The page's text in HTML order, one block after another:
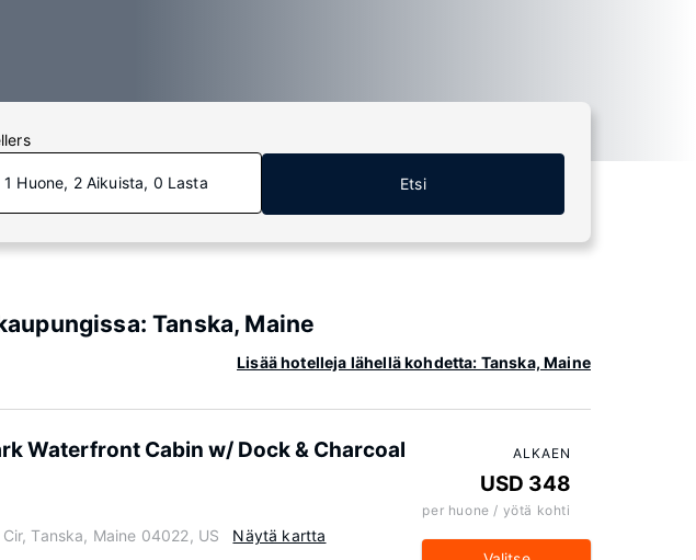
1 Huone, 2 Aikuista, 0 Lasta Etsi
Tanska, Maine
Lisää hotelleja lähellä kohdetta: Tanska, Maine
Waterfront Cabin w/ Dock & Charcoal
Tanska, Maine 04022, US Näytä kartta
ALKAEN
USD 348
per huone / yötä kohti